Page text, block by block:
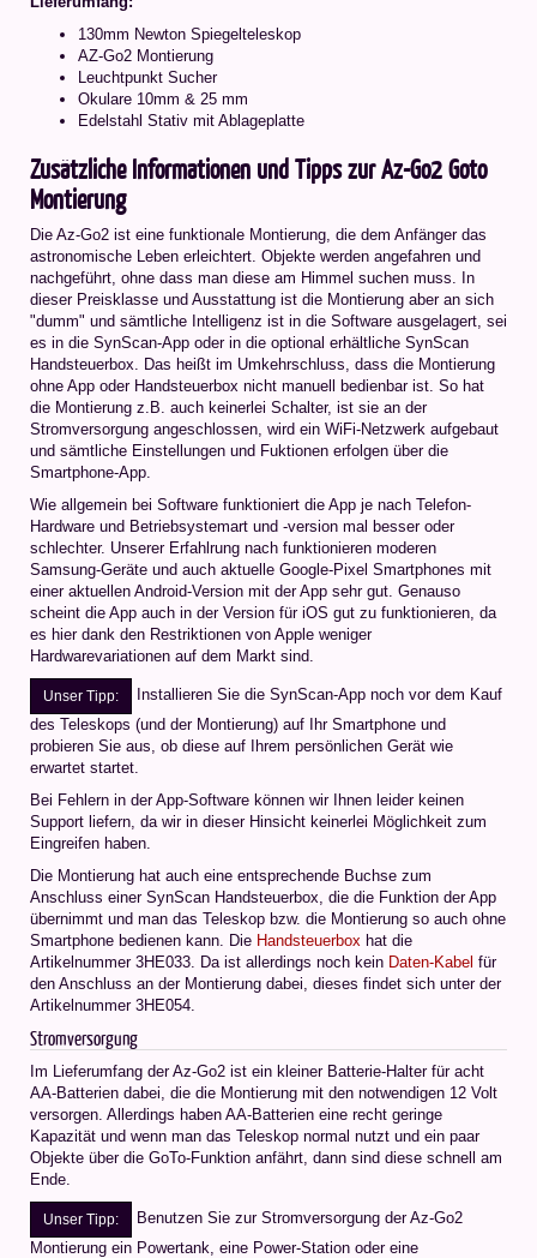
130mm Newton Spiegelteleskop
AZ-Go2 Montierung
Leuchtpunkt Sucher
Okulare 10mm & 25 mm
Edelstahl Stativ mit Ablageplatte
Zusätzliche Informationen und Tipps zur Az-Go2 Goto
Montierung
Die Az-Go2 ist eine funktionale Montierung, die dem Anfänger das
astronomische Leben erleichtert. Objekte werden angefahren und
nachgeführt, ohne dass man diese am Himmel suchen muss. In
dieser Preisklasse und Ausstattung ist die Montierung aber an sich
"dumm" und sämtliche Intelligenz ist in die Software ausgelagert, sei
es in die SynScan-App oder in die optional erhältliche SynScan
Handsteuerbox. Das heißt im Umkehrschluss, dass die Montierung
ohne App oder Handsteuerbox nicht manuell bedienbar ist. So hat
die Montierung z.B. auch keinerlei Schalter, ist sie an der
Stromversorgung angeschlossen, wird ein WiFi-Netzwerk aufgebaut
und sämtliche Einstellungen und Fuktionen erfolgen über die
Smartphone-App.
Wie allgemein bei Software funktioniert die App je nach Telefon-
Hardware und Betriebsystemart und -version mal besser oder
schlechter. Unserer Erfahlrung nach funktionieren moderen
Samsung-Geräte und auch aktuelle Google-Pixel Smartphones mit
einer aktuellen Android-Version mit der App sehr gut. Genauso
scheint die App auch in der Version für iOS gut zu funktionieren, da
es hier dank den Restriktionen von Apple weniger
Hardwarevariationen auf dem Markt sind.
Unser Tipp:
Installieren Sie die SynScan-App noch vor dem Kauf
des Teleskops (und der Montierung) auf Ihr Smartphone und
probieren Sie aus, ob diese auf Ihrem persönlichen Gerät wie
erwartet startet.
Bei Fehlern in der App-Software können wir Ihnen leider keinen
Support liefern, da wir in dieser Hinsicht keinerlei Möglichkeit zum
Eingreifen haben.
Die Montierung hat auch eine entsprechende Buchse zum
Anschluss einer SynScan Handsteuerbox, die die Funktion der App
übernimmt und man das Teleskop bzw. die Montierung so auch ohne
Smartphone bedienen kann. Die Handsteuerbox hat die
Artikelnummer 3HE033. Da ist allerdings noch kein Daten-Kabel für
den Anschluss an der Montierung dabei, dieses findet sich unter der
Artikelnummer 3HE054.
Stromversorgung
Im Lieferumfang der Az-Go2 ist ein kleiner Batterie-Halter für acht
AA-Batterien dabei, die die Montierung mit den notwendigen 12 Volt
versorgen. Allerdings haben AA-Batterien eine recht geringe
Kapazität und wenn man das Teleskop normal nutzt und ein paar
Objekte über die GoTo-Funktion anfährt, dann sind diese schnell am
Ende.
Unser Tipp:
Benutzen Sie zur Stromversorgung der Az-Go2
Montierung ein Powertank, eine Power-Station oder eine